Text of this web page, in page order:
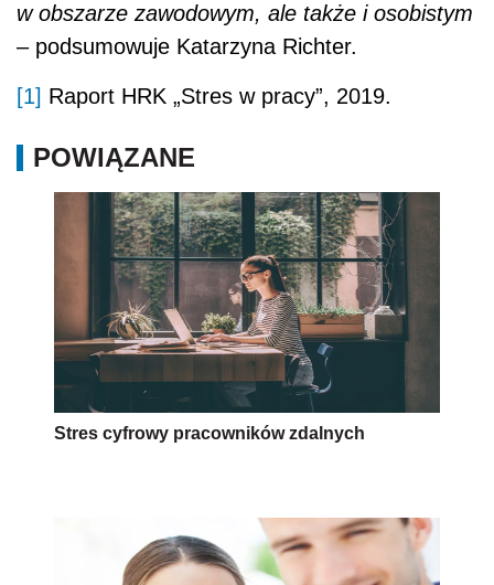
w obszarze zawodowym, ale także i osobistym
– podsumowuje Katarzyna Richter.
[1] Raport HRK „Stres w pracy”, 2019.
POWIĄZANE
Stres cyfrowy pracowników zdalnych